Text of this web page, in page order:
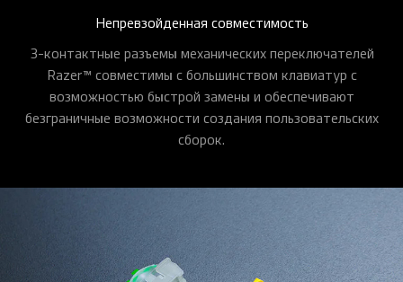
Непревзойденная совместимость
3-контактные разъемы механических переключателей
Razer™ совместимы с большинством клавиатур с
возможностью быстрой замены и обеспечивают
безграничные возможности создания пользовательских
сборок.